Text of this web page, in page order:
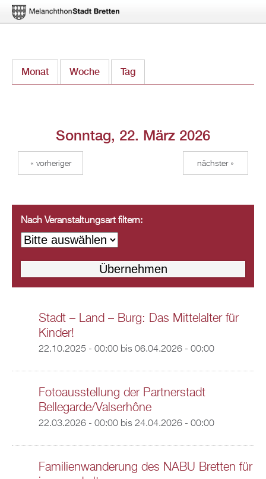
zum
Monat Woche Tag
Sonntag, 22. März 2026
« vorheriger nächster »
Nach Veranstaltungsart filtern:
Stadt – Land – Burg: Das Mittelalter für
Kinder!
22.10.2025 - 00:00bis 06.04.2026 - 00:00
Fotoausstellung der Partnerstadt
Bellegarde/Valserhône
22.03.2026 - 00:00bis 24.04.2026 - 00:00
Familienwanderung des NABU Bretten für